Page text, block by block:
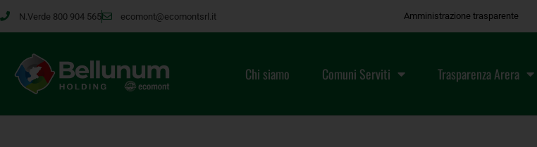
N.Verde 800 904 565 ecomont@ecomontsrl.it Amministrazione trasparente
Chi siamo Comuni Serviti Trasparenza Arera